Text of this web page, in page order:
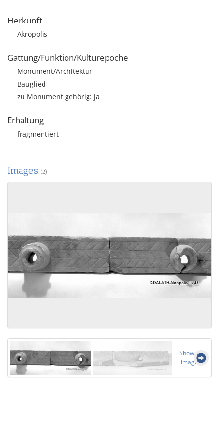
Herkunft
Akropolis
Gattung/Funktion/Kulturepoche
Monument/Architektur
Bauglied
zu Monument gehörig: ja
Erhaltung
fragmentiert
Images (2)
Show all
images